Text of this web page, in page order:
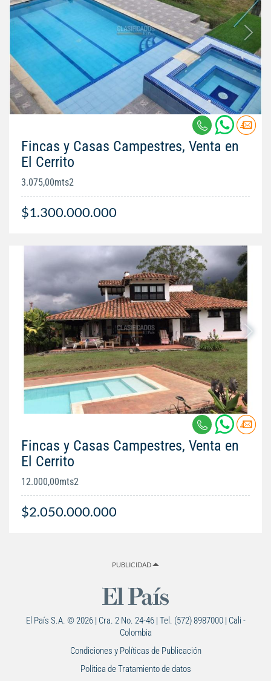
Fincas y Casas Campestres, Venta en
El Cerrito
3.075,00mts2
$1.300.000.000
Fincas y Casas Campestres, Venta en
El Cerrito
12.000,00mts2
$2.050.000.000
PUBLICIDAD
El País S.A. © 2026 | Cra. 2 No. 24-46 | Tel. (572) 8987000 | Cali -
Colombia
Condiciones y Políticas de Publicación
Política de Tratamiento de datos